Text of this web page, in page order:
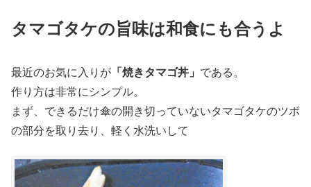
タマゴタケの旨味は和食にも合うよ
最近のお気に入りが 「焼きタマゴ丼」 である。
作り方は非常にシンプル。
まず、できるだけ傘の開き切っていないタマゴタケのツボ
の部分を取り去り、軽く水洗いして